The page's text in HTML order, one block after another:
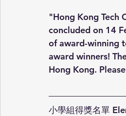
"Hong Kong Tech
concluded on 14
of award-winning
award winners!
Hong Kong.
小學組得獎名單